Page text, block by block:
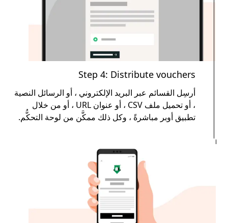
Step 4: Distribute vouchers
أرسِل القسائم عبر البريد الإلكتروني ، أو الرسائل النصية
، أو تحميل ملف CSV ، أو عنوان URL ، أو من خلال
تطبيق أوبر مباشرةً ، وكل ذلك ممكَّن من لوحة التحكُّم.